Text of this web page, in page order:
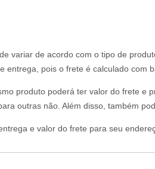
variar de acordo com o tipo de
entrega, pois o frete é calculado com
produto poderá ter valor do frete
outras não. Além disso, também
e valor do frete para seu